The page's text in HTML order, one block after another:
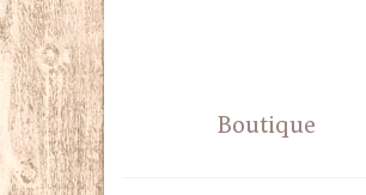
Boutique